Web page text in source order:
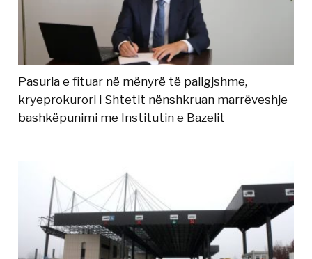
Pasuria e fituar në mënyrë të paligjshme,
kryeprokurori i Shtetit nënshkruan marrëveshje
bashkëpunimi me Institutin e Bazelit